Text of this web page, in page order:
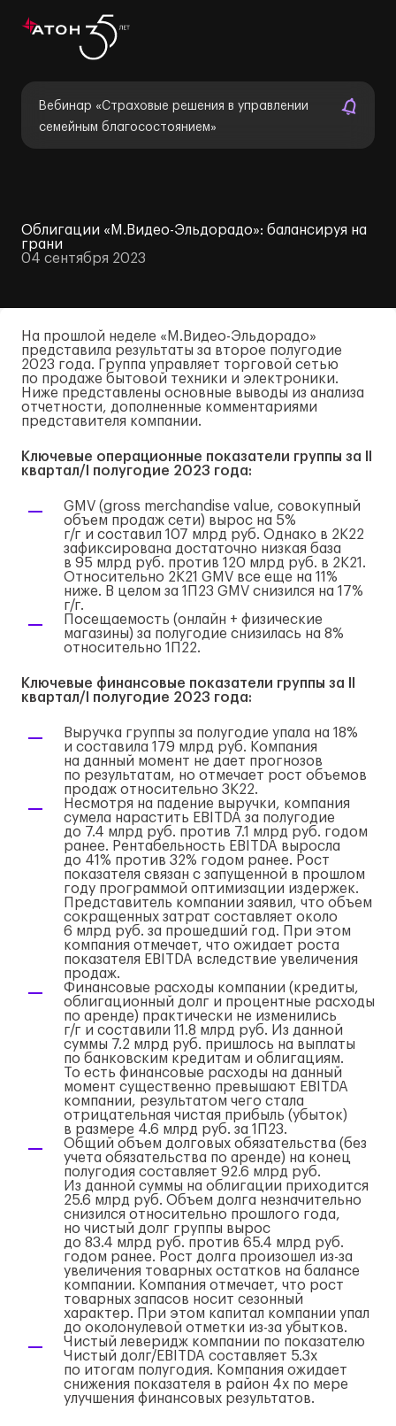
Вебинар «Страховые решения в управлении
семейным благосостоянием»
Облигации «М.Видео-Эльдорадо»: балансируя на
грани
04 сентября 2023
На прошлой неделе «М. Видео-Эльдорадо»
представила результаты за второе полугодие
2023 года. Группа управляет торговой сетью
по продаже бытовой техники и электроники.
Ниже представлены основные выводы из анализа
отчетности, дополненные комментариями
представителя компании.
Ключевые операционные показатели группы за II
квартал/
полугодие 2023 года:
GMV (gross merchandise value, совокупный
объем продаж сети) вырос на 5%
г/г и составил 107 млрд руб. Однако в 2К22
зафиксирована достаточно низкая база
в 95 млрд руб. против 120 млрд руб. в 2К21.
Относительно 2К21 GMV все еще на 11%
ниже. В целом за 1П23 GMV снизился на 17%
г/г.
Посещаемость (онлайн + физические
магазины) за полугодие снизилась на 8%
относительно 1П22.
Ключевые финансовые показатели группы за II
квартал/
полугодие 2023 года:
Выручка группы за полугодие упала на 18%
и составила 179 млрд руб. Компания
на данный момент не дает прогнозов
по результатам, но отмечает рост объемов
продаж относительно 3К22.
Несмотря на падение выручки, компания
сумела нарастить EBITDA за полугодие
до 7.4 млрд руб. против 7.1 млрд руб. годом
ранее. Рентабельность EBITDA выросла
до 41% против 32% годом ранее. Рост
показателя связан с запущенной в прошлом
году программой оптимизации издержек.
Представитель компании заявил, что объем
сокращенных затрат составляет около
6 млрд руб. за прошедший год. При этом
компания отмечает, что ожидает роста
показателя EBITDA вследствие увеличения
продаж.
Финансовые расходы компании (кредиты,
облигационный долг и процентные расходы
по аренде) практически не изменились
г/г и составили 11.8 млрд руб. Из данной
суммы 7.2 млрд руб. пришлось на выплаты
по банковским кредитам и облигациям.
То есть финансовые расходы на данный
момент существенно превышают EBITDA
компании, результатом чего стала
отрицательная чистая прибыль (убыток)
в размере 4.6 млрд руб. за 1П23.
Общий объем долговых обязательства (без
учета обязательства по аренде) на конец
полугодия составляет 92.6 млрд руб.
Из данной суммы на облигации приходится
25.6 млрд руб. Объем долга незначительно
снизился относительно прошлого года,
но чистый долг группы вырос
до 83.4 млрд руб. против 65.4 млрд руб.
годом ранее. Рост долга произошел из-за
увеличения товарных остатков на балансе
компании. Компания отмечает, что рост
товарных запасов носит сезонный
характер. При этом капитал компании упал
до околонулевой отметки из-за убытков.
Чистый леверидж компании по показателю
Чистый долг/EBITDA составляет 5.3х
по итогам полугодия. Компания ожидает
снижения показателя в район 4х по мере
улучшения финансовых результатов.